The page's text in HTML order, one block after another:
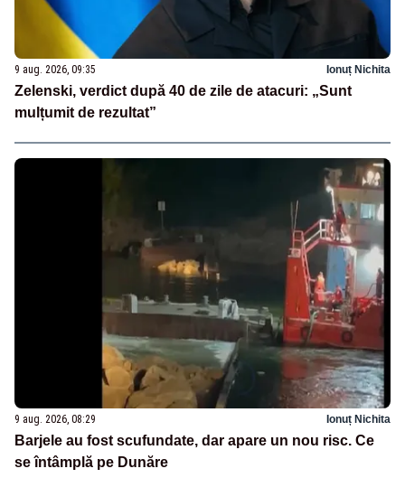
9 aug. 2026, 09:35 Ionuț Nichita
Zelenski, verdict după 40 de zile de atacuri: „Sunt
mulțumit de rezultat”
9 aug. 2026, 08:29 Ionuț Nichita
Barjele au fost scufundate, dar apare un nou risc. Ce
se întâmplă pe Dunăre